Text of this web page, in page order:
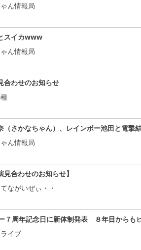
ん情報局
スイカwww
ん情報局
合わせのお知らせ
（さかなちゃん）、レインボー池田と電撃
ん情報局
見合わせのお知らせ】
ながいぜぃ・・
７周年記念日に新体制発表 ８年目からも
イブ